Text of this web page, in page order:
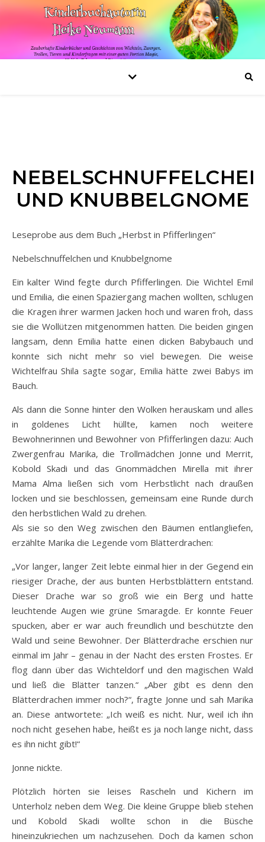
NEBELSCHNUFFELCHEN
UND KNUBBELGNOME
Leseprobe aus dem Buch „Herbst in Pfifferlingen“
Nebelschnuffelchen und Knubbelgnome
Ein kalter Wind fegte durch Pfifferlingen. Die Wichtel Emil
und Emilia, die einen Spaziergang machen wollten, schlugen
die Kragen ihrer warmen Jacken hoch und waren froh, dass
sie die Wollützen mitgenommen hatten. Die beiden gingen
langsam, denn Emilia hatte einen dicken Babybauch und
konnte sich nicht mehr so viel bewegen. Die weise
Wichtelfrau Shila sagte sogar, Emilia hätte zwei Babys im
Bauch.
Als dann die Sonne hinter den Wolken herauskam und alles
in goldenes Licht hüllte, kamen noch weitere
Bewohnerinnen und Bewohner von Pfifferlingen dazu: Auch
Zwergenfrau Marika, die Trollmädchen Jonne und Merrit,
Kobold Skadi und das Gnommädchen Mirella mit ihrer
Mama Alma ließen sich vom Herbstlicht nach draußen
locken und sie beschlossen, gemeinsam eine Runde durch
den herbstlichen Wald zu drehen.
Als sie so den Weg zwischen den Bäumen entlangliefen,
erzählte Marika die Legende vom Blätterdrachen:
„Vor langer, langer Zeit lebte einmal hier in der Gegend ein
riesiger Drache, der aus bunten Herbstblättern entstand.
Dieser Drache war so groß wie ein Berg und hatte
leuchtende Augen wie grüne Smaragde. Er konnte Feuer
spucken, aber er war auch freundlich und beschützte den
Wald und seine Bewohner. Der Blätterdrache erschien nur
einmal im Jahr – genau in der Nacht des ersten Frostes. Er
flog dann über das Wichteldorf und den magischen Wald
und ließ die Blätter tanzen.“ „Aber gibt es denn den
Blätterdrachen immer noch?“, fragte Jonne und sah Marika
an. Diese antwortete: „Ich weiß es nicht. Nur, weil ich ihn
noch nicht gesehen habe, heißt es ja noch lange nicht, dass
es ihn nicht gibt!“
Jonne nickte.
Plötzlich hörten sie leises Rascheln und Kichern im
Unterholz neben dem Weg. Die kleine Gruppe blieb stehen
und Kobold Skadi wollte schon in die Büsche
hineinzukriechen um nachzusehen. Doch da kamen schon